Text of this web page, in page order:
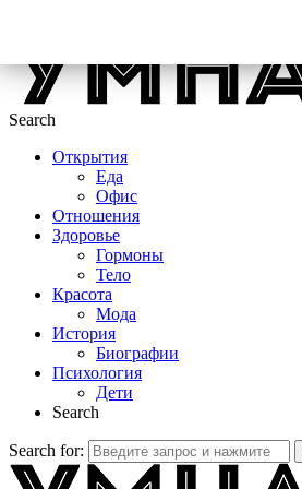
Search
Открытия
Еда
Офис
Отношения
Здоровье
Гормоны
Тело
Красота
Мода
История
Биографии
Психология
Дети
Search
Search for: